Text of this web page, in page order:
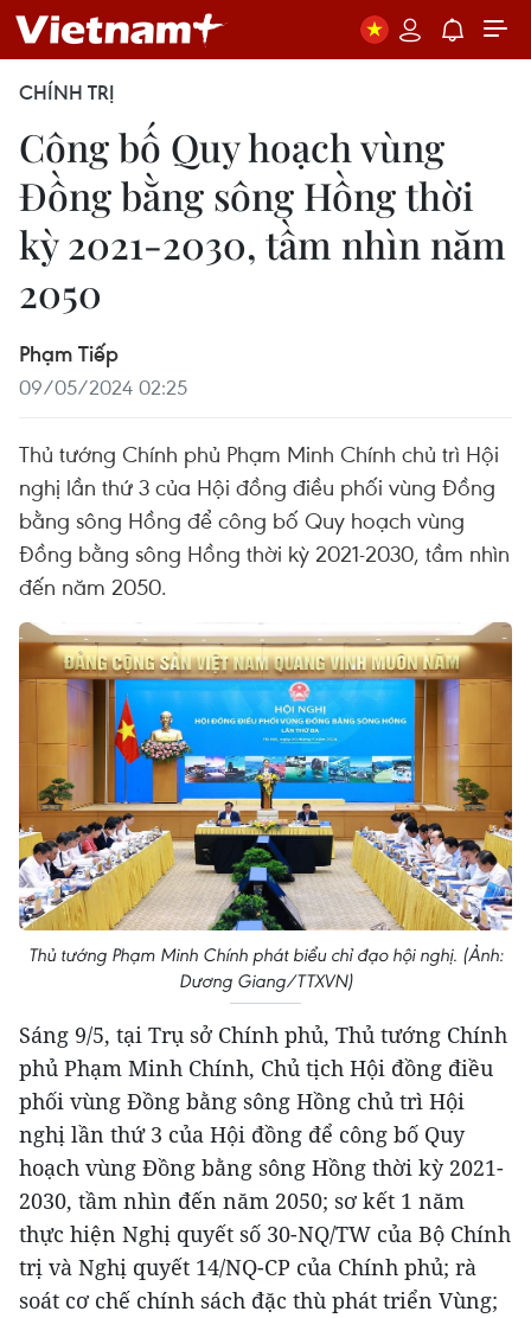
CHÍNH TRỊ
Công bố Quy hoạch vùng
Đồng bằng sông Hồng thời
kỳ 2021-2030, tầm nhìn năm
2050
Phạm Tiếp
09/05/2024 02:25
Thủ tướng Chính phủ Phạm Minh Chính chủ trì Hội
nghị lần thứ 3 của Hội đồng điều phối vùng Đồng
bằng sông Hồng để công bố Quy hoạch vùng
Đồng bằng sông Hồng thời kỳ 2021-2030, tầm nhìn
đến năm 2050.
Thủ tướng Phạm Minh Chính phát biểu chỉ đạo hội nghị. (Ảnh:
Dương Giang/TTXVN)
Sáng 9/5, tại Trụ sở Chính phủ, Thủ tướng Chính
phủ Phạm Minh Chính, Chủ tịch Hội đồng điều
phối vùng Đồng bằng sông Hồng chủ trì Hội
nghị lần thứ 3 của Hội đồng để công bố Quy
hoạch vùng Đồng bằng sông Hồng thời kỳ 2021-
2030, tầm nhìn đến năm 2050; sơ kết 1 năm
thực hiện Nghị quyết số 30-NQ/TW của Bộ Chính
trị và Nghị quyết 14/NQ-CP của Chính phủ; rà
soát cơ chế chính sách đặc thù phát triển Vùng;